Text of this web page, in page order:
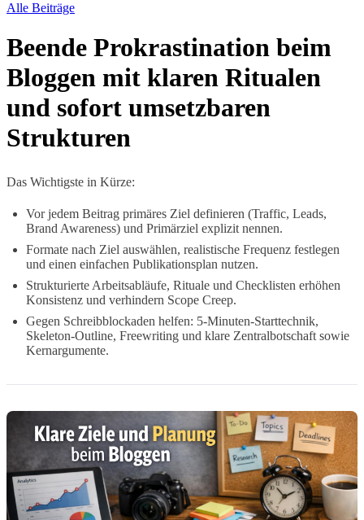
Alle Beiträge
Beende Prokrastination beim
Bloggen mit klaren Ritualen
und sofort umsetzbaren
Strukturen
Das Wichtigste in Kürze:
Vor jedem Beitrag primäres Ziel definieren (Traffic, Leads,
Brand Awareness) und Primärziel explizit nennen.
Formate nach Ziel auswählen, realistische Frequenz festlegen
und einen einfachen Publikationsplan nutzen.
Strukturierte Arbeitsabläufe, Rituale und Checklisten erhöhen
Konsistenz und verhindern Scope Creep.
Gegen Schreibblockaden helfen: 5-Minuten-Starttechnik,
Skeleton-Outline, Freewriting und klare Zentralbotschaft sowie
Kernargumente.